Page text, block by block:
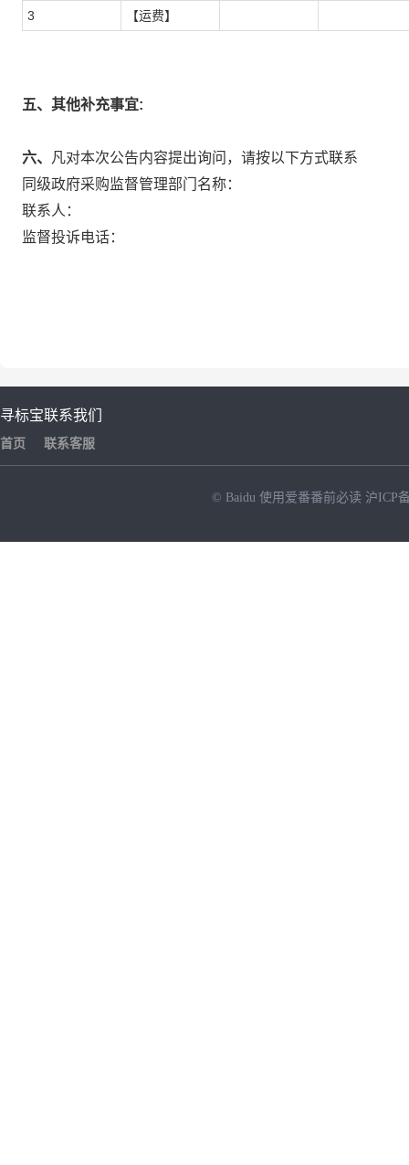
3 【运费】
五、其他补充事宜:
六、
凡对本次公告内容提出询问，请按以下方式联系
同级政府采购监督管理部门名称：
联系人：
监督投诉电话：
寻标宝
首页
联系我们
联系客服
© Baidu 使用爱番番前必读 沪ICP